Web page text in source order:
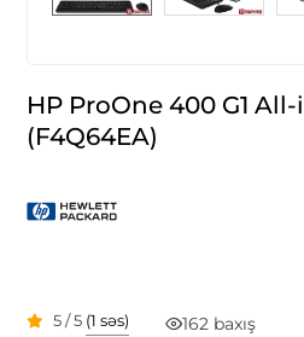
HP ProOne 400 G1
(F4Q64EA)
5 / 5 (1 səs) 162 baxış